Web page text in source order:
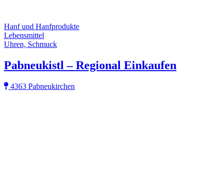
Hanf und Hanfprodukte
Lebensmittel
Uhren, Schmuck
Pabneukistl – Regional Einkaufen
4363 Pabneukirchen